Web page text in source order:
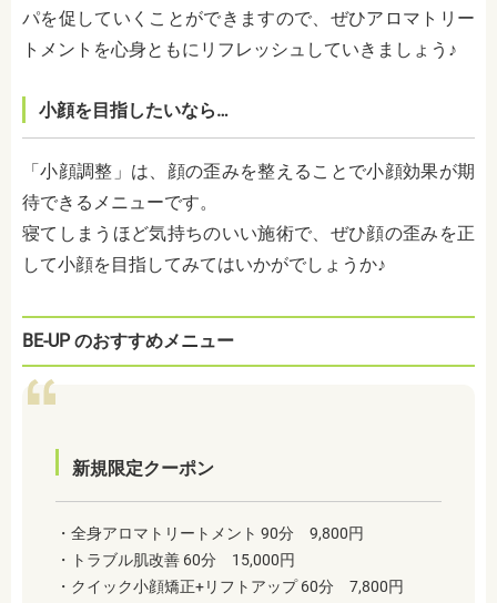
パを促していくことができますので、ぜひアロマトリー
トメントを心身ともにリフレッシュしていきましょう♪
小顔を目指したいなら…
「小顔調整」は、顔の歪みを整えることで小顔効果が期
待できるメニューです。
寝てしまうほど気持ちのいい施術で、ぜひ顔の歪みを正
して小顔を目指してみてはいかがでしょうか♪
BE-UP のおすすめメニュー
新規限定クーポン
・全身アロマトリートメント 90分 9,800円
・トラブル肌改善 60分 15,000円
・クイック小顔矯正+リフトアップ 60分 7,800円